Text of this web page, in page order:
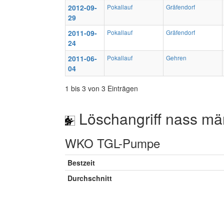
2012-09-
29
Pokallauf Gräfendorf
2011-09-
24
Pokallauf Gräfendorf
2011-06-
04
Pokallauf Gehren
1 bis 3 von 3 Einträgen
Löschangriff nass
WKO TGL-Pumpe
Bestzeit
Durchschnitt